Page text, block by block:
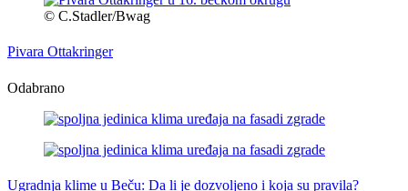
© C.Stadler/Bwag
Pivara Ottakringer
Odabrano
Ugradnja klime u Beču: Da li je dozvoljeno i koja su pravila?